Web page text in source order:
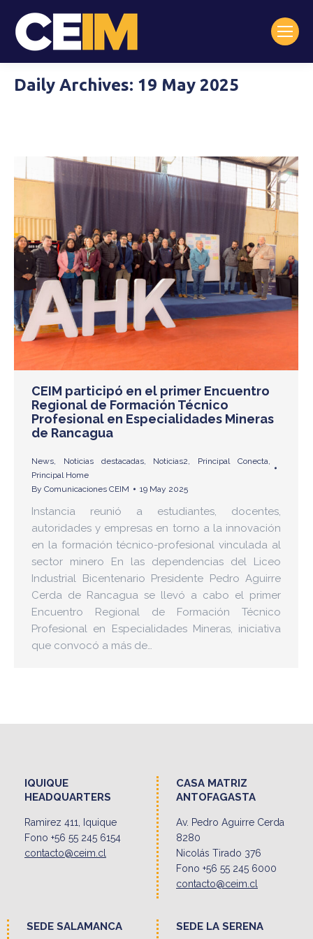
Daily Archives: 19 May 2025
CEIM participó en el primer Encuentro
Regional de Formación Técnico
Profesional en Especialidades Mineras
de Rancagua
News Noticias destacadas, Noticias2 Principal Conecta
Principal Home
By Comunicaciones CEIM 19 May 2025
Instancia reunió a estudiantes, docentes,
autoridades y empresas en torno a la innovación
en la formación técnico-profesional vinculada al
sector minero En las dependencias del Liceo
Industrial Bicentenario Presidente Pedro Aguirre
Cerda de Rancagua se llevó a cabo el primer
Encuentro Regional de Formación Técnico
Profesional en Especialidades Mineras, iniciativa
que convocó a más de…
IQUIQUE
HEADQUARTERS
Ramirez 411, Iquique
Fono +56 55 245 6154
contacto@ceim.cl
CASA MATRIZ
ANTOFAGASTA
Av. Pedro Aguirre Cerda
8280
Nicolás Tirado 376
Fono +56 55 245 6000
contacto@ceim.cl
SEDE SALAMANCA SEDE LA SERENA